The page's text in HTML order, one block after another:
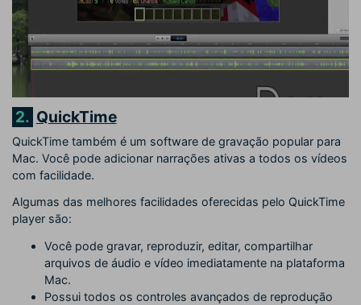
2. QuickTime
QuickTime também é um software de gravação popular para
Mac. Você pode adicionar narrações ativas a todos os vídeos
com facilidade.
Algumas das melhores facilidades oferecidas pelo QuickTime
player são:
Você pode gravar, reproduzir, editar, compartilhar
arquivos de áudio e vídeo imediatamente na plataforma
Mac.
Possui todos os controles avançados de reprodução